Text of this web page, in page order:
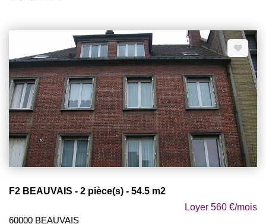
F2 BEAUVAIS - 2 pièce(s) - 54.5 m2
Loyer 560 €/mois
60000 BEAUVAIS